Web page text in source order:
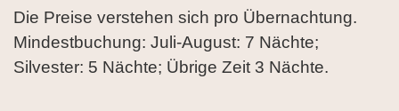
Die Preise verstehen sich pro Übernachtung.
Mindestbuchung: Juli-August: 7 Nächte;
Silvester: 5 Nächte; Übrige Zeit 3 Nächte.